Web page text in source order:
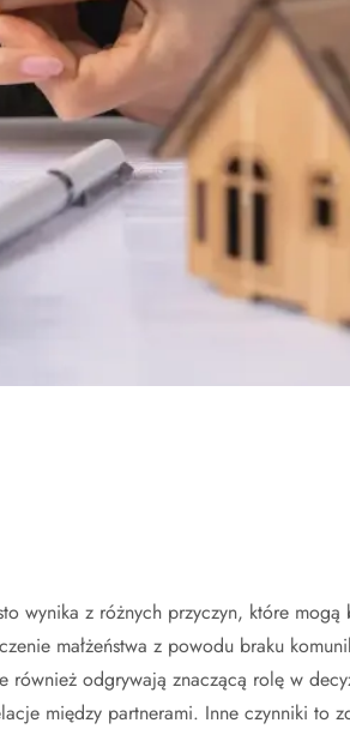
wynika z różnych przyczyn, które mogą
małżeństwa z powodu braku
również odgrywają znaczącą rolę w
między partnerami. Inne czynniki to